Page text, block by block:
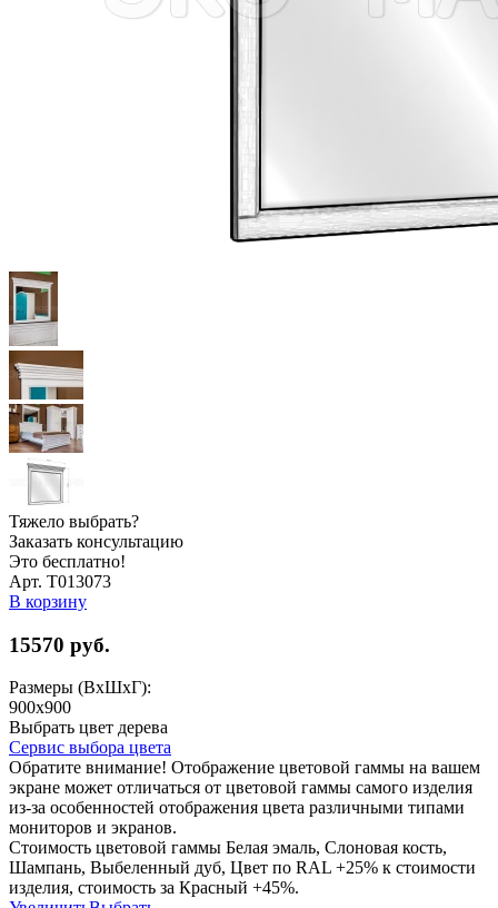
Тяжело выбрать?
Заказать консультацию
Это бесплатно!
Арт. Т013073
В корзину
15570 руб.
Размеры (ВхШхГ):
900x900
Выбрать цвет дерева
Сервис выбора цвета
Обратите внимание! Отображение цветовой гаммы на вашем
экране может отличаться от цветовой гаммы самого изделия
из-за особенностей отображения цвета различными типами
мониторов и экранов.
Стоимость цветовой гаммы Белая эмаль, Слоновая кость,
Шампань, Выбеленный дуб, Цвет по RAL +25% к стоимости
изделия, стоимость за Красный +45%.